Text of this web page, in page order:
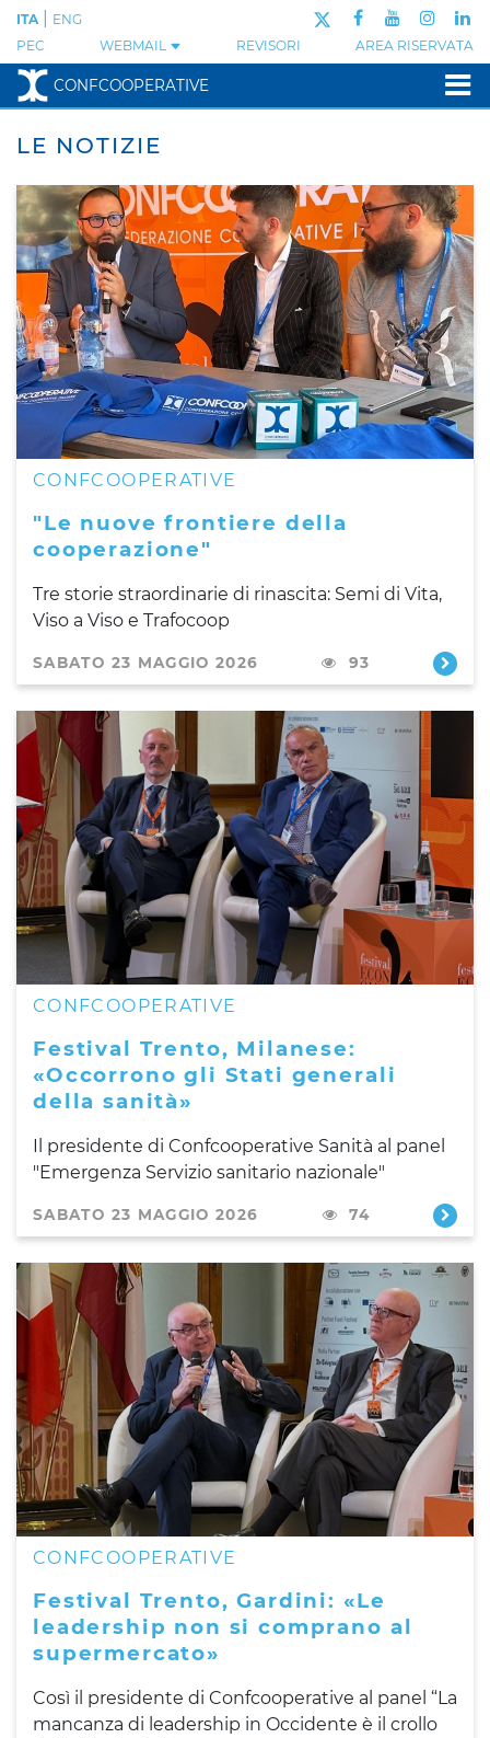
PEC WEBMAIL REVISORI AREA RISERVATA
ITA ENG
CONFCOOPERATIVE
LE NOTIZIE
CONFCOOPERATIVE
"Le nuove frontiere della
cooperazione"
Tre storie straordinarie di rinascita: Semi di Vita,
Viso a Viso e Trafocoop
SABATO 23 MAGGIO 2026 93
CONFCOOPERATIVE
Festival Trento, Milanese:
«Occorrono gli Stati generali
della sanità»
Il presidente di Confcooperative Sanità al panel
"Emergenza Servizio sanitario nazionale"
SABATO 23 MAGGIO 2026 74
CONFCOOPERATIVE
Festival Trento, Gardini: «Le
leadership non si comprano al
supermercato»
Così il presidente di Confcooperative al panel “La
mancanza di leadership in Occidente è il crollo